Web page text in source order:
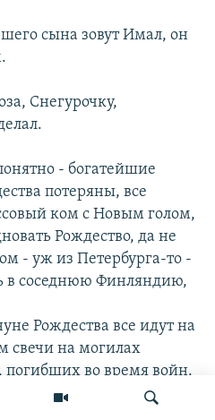
сына зовут Имал, он
Снегурочку,
- богатейшие
потеряны, все
ком с Новым голом,
Рождество, да не
- уж из Петербурга-то -
в соседнюю Финляндию,
Рождества все идут на
свечи на могилах
погибших во время войн.
- в домах, на балконах, во